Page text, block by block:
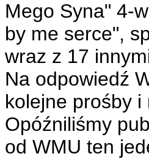
Mego Syna" 4-
by me serce",
wraz z 17
Na odpowiedź
kolejne prośby
Opóźniliśmy
od WMU ten